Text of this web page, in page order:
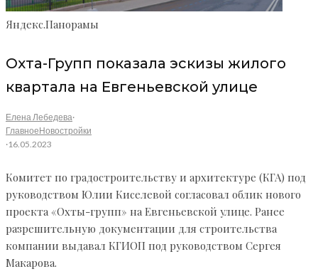
Яндекс.Панорамы
Охта-Групп показала эскизы жилого
квартала на Евгеньевской улице
Елена Лебедева·
ГлавноеНовостройки
·16.05.2023
Комитет по градостроительству и архитектуре (КГА) под
руководством Юлии Киселевой согласовал облик нового
проекта «Охты-групп» на Евгеньевской улице. Ранее
разрешительную документации для строительства
компании выдавал КГИОП под руководством Сергея
Макарова.